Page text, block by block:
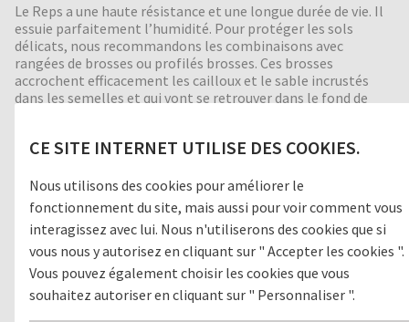
CE SITE INTERNET UTILISE DES COOKIES.
Nous utilisons des cookies pour améliorer le
fonctionnement du site, mais aussi pour voir comment vous
interagissez avec lui. Nous n'utiliserons des cookies que si
vous nous y autorisez en cliquant sur " Accepter les cookies ".
Vous pouvez également choisir les cookies que vous
souhaitez autoriser en cliquant sur " Personnaliser ".
Le Reps a une haute résistance et une longue durée de vie. Il
essuie parfaitement l’humidité. Pour protéger les sols
délicats, nous recommandons les combinaisons avec
rangées de brosses ou profilés brosses. Ces brosses
accrochent efficacement les cailloux et le sable incrustés
dans les semelles et qui vont se retrouver dans le fond de
phonique, indéformable, enroulable et facile à nettoyer.
moyennant supplément.
Zone de passage
1 GROSSES SALETÉS